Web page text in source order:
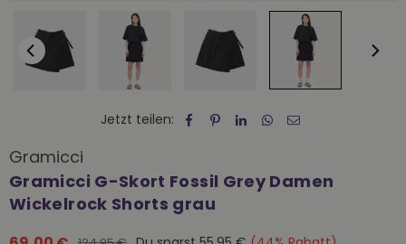
Jetzt teilen:
Gramicci
Gramicci G-Skort Fossil Grey Damen
Wickelrock Shorts grau